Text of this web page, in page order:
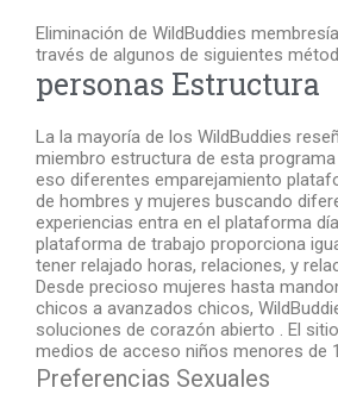
Eliminación de WildBuddies
través de algunos de siguientes
personas Estructura
La la mayoría de los WildBuddies
miembro estructura de esta
eso diferentes emparejamiento
de hombres y mujeres buscando
experiencias entra en el plataforma
plataforma de trabajo proporciona
tener relajado horas, relaciones, y
Desde precioso mujeres hasta
chicos a avanzados chicos,
soluciones de corazón abierto . El
medios de acceso niños menores de
Preferencias Sexuales